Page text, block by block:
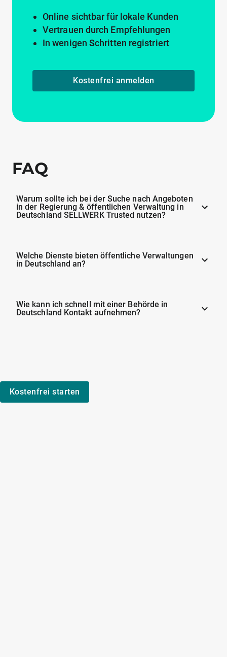
Online sichtbar für lokale Kunden
Vertrauen durch Empfehlungen
In wenigen Schritten registriert
Kostenfrei anmelden
FAQ
Warum sollte ich bei der Suche nach Angeboten
in der Regierung & öffentlichen Verwaltung in
Deutschland SELLWERK Trusted nutzen?
Welche Dienste bieten öffentliche Verwaltungen
in Deutschland an?
Wie kann ich schnell mit einer Behörde in
Deutschland Kontakt aufnehmen?
Kostenfrei starten